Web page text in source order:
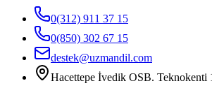
0(312) 911 37 15
0(850) 302 67 15
destek@uzmandil.com
Hacettepe İvedik OSB.